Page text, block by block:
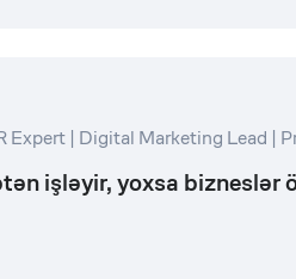
işləyir, yoxsa bizneslər